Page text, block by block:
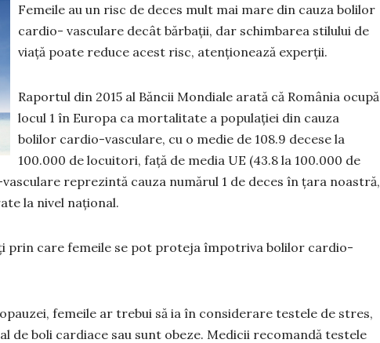
Femeile au un risc de deces mult mai mare din cauza bolilor
cardio- vasculare decât bărbații, dar schimbarea stilului de
viață poate reduce acest risc, atenționează experții.
Raportul din 2015 al Băncii Mondiale arată că România ocupă
locul 1 în Europa ca mortalitate a populației din cauza
bolilor cardio-vasculare, cu o medie de 108.9 decese la
100.000 de locuitori, față de media UE (43.8 la 100.000 de
reprezintă cauza numărul 1 de deces în țara noastră,
la nivel naţional.
prin care femeile se pot proteja împotriva bolilor cardio-
femeile ar trebui să ia în considerare testele de stres,
de boli cardiace sau sunt obeze. Medicii recomandă testele